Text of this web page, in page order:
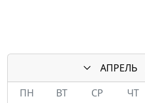
АПРЕЛЬ
ПН
ВТ СР ЧТ